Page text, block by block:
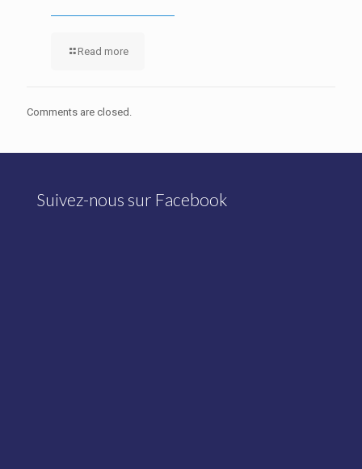
Read more
Comments are closed.
Suivez-nous sur Facebook